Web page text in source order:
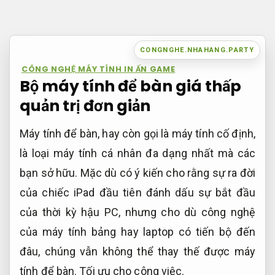
dung
CONGNGHE.NHAHANG.PARTY
CÔNG NGHỆ MÁY TÍNH IN ẤN GAME
Bộ máy tính để bàn giá thấp
quản trị đơn giản
Máy tính để bàn, hay còn gọi là máy tính cố định,
là loại máy tính cá nhân đa dạng nhất mà các
bạn sở hữu. Mặc dù có ý kiến cho rằng sự ra đời
của chiếc iPad đầu tiên đánh dấu sự bắt đầu
của thời kỳ hậu PC, nhưng cho dù công nghệ
của máy tính bảng hay laptop có tiến bộ đến
đâu, chúng vẫn không thể thay thế được máy
tính để bàn.Tối ưu cho công việc.